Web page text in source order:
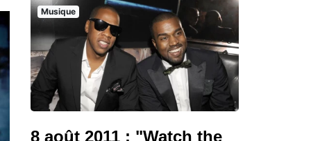
Musique
8 août 2011 : "Watch the